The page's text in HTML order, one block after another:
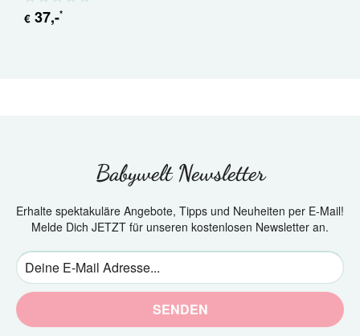
€ 37,-*
Babywelt Newsletter
Erhalte spektakuläre Angebote, Tipps und Neuheiten per E-Mail!
Melde Dich JETZT für unseren kostenlosen Newsletter an.
SENDEN